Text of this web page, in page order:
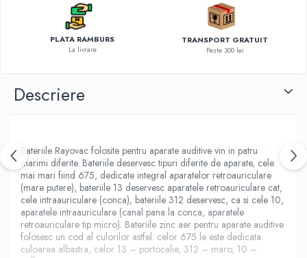
PLATA RAMBURS
La livrare
TRANSPORT GRATUIT
Peste 300 lei
Descriere
Bateriile Rayovac folosite pentru aparate auditive vin in patru
marimi diferite. Bateriile deservesc tipuri diferite de aparate, cele
mai mari fiind 675, dedicate integral aparatelor retroauriculare
(mare putere), bateriile 13 deservesc aparatele retroauriculare cat,
cele intraauriculare (conca), bateriile 312 deservesc, ca si cele 10,
aparatele intraauriculare (canal pana la conca, aparatele
retroauriculare tip micro). Bateriile zinc aer pentru aparate auditive
folosesc un cod al culorilor astfel: celor 675 le este dedicata
culoarea albastra, celor 13 – portocalie, 312 – maro, 10 –